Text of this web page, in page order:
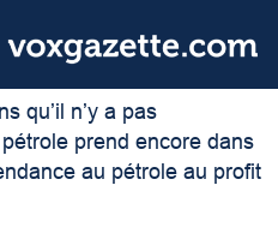
qu’il n’y a pas
prend encore dans
au pétrole au profit